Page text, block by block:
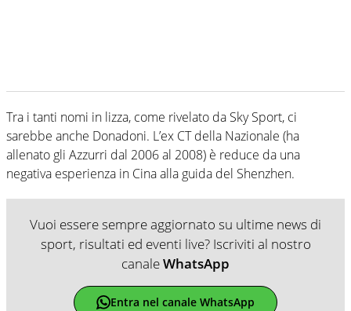
Tra i tanti nomi in lizza, come rivelato da Sky Sport, ci
sarebbe anche Donadoni. L’ex CT della Nazionale (ha
allenato gli Azzurri dal 2006 al 2008) è reduce da una
negativa esperienza in Cina alla guida del Shenzhen.
Vuoi essere sempre aggiornato su ultime news di
sport, risultati ed eventi live? Iscriviti al nostro
canaleWhatsApp
Entra nel canale WhatsApp